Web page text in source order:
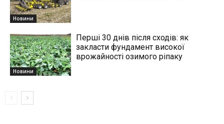
Новини
Новини
Перші 30 днів після сходів: як
закласти фундамент високої
врожайності озимого ріпаку